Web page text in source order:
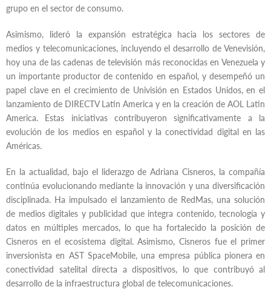
grupo en el sector de consumo.
Asimismo, lideró la expansión estratégica hacia los sectores de
medios y telecomunicaciones, incluyendo el desarrollo de Venevisión,
hoy una de las cadenas de televisión más reconocidas en Venezuela y
un importante productor de contenido en español, y desempeñó un
papel clave en el crecimiento de Univisión en Estados Unidos, en el
lanzamiento de DIRECTV Latin America y en la creación de AOL Latin
America. Estas iniciativas contribuyeron significativamente a la
evolución de los medios en español y la conectividad digital en las
Américas.
En la actualidad, bajo el liderazgo de Adriana Cisneros, la compañía
continúa evolucionando mediante la innovación y una diversificación
disciplinada. Ha impulsado el lanzamiento de RedMas, una solución
de medios digitales y publicidad que integra contenido, tecnología y
datos en múltiples mercados, lo que ha fortalecido la posición de
Cisneros en el ecosistema digital. Asimismo, Cisneros fue el primer
inversionista en AST SpaceMobile, una empresa pública pionera en
conectividad satelital directa a dispositivos, lo que contribuyó al
desarrollo de la infraestructura global de telecomunicaciones.